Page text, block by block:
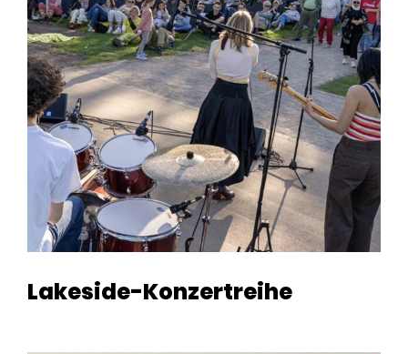
Lakeside-Konzertreihe